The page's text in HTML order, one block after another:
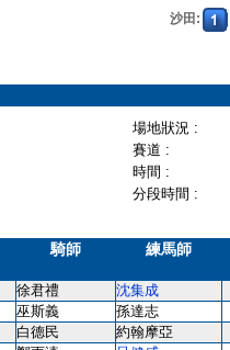
沙田:
場地狀況 :
賽道 :
時間 :
分段時間 :
騎師 練馬師
徐君禮 沈集成
巫斯義 孫達志
白德民 約翰摩亞